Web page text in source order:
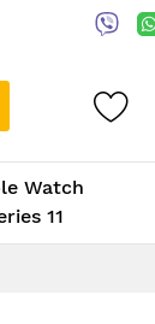
Watch
11